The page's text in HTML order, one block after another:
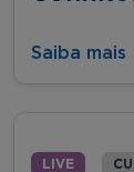
Saiba mais
LIVE